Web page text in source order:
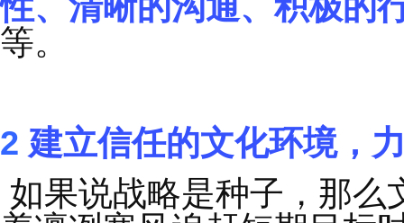
保持明确的沟通：
期提供最新情况，并
优先考虑执行：